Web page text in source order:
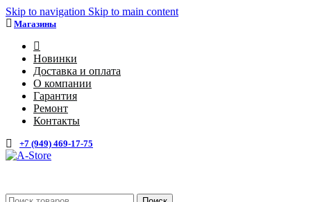
Skip to navigation Skip to main content
Магазины
Новинки
Доставка и оплата
О компании
Гарантия
Ремонт
Контакты
+7 (949) 469-17-75